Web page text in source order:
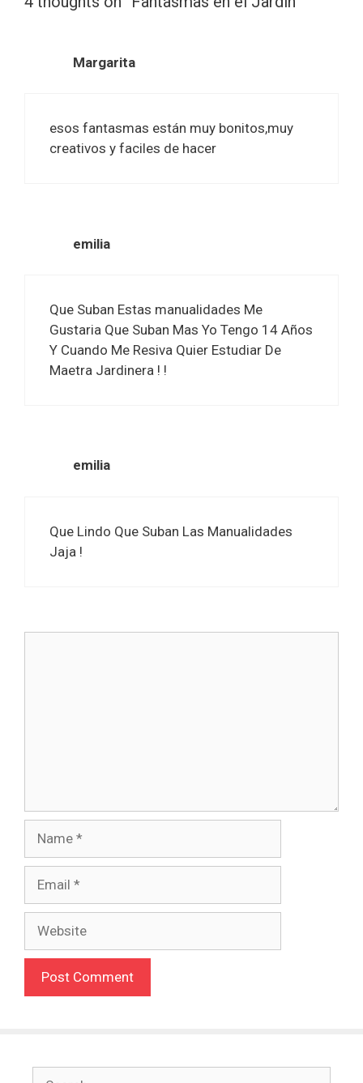
Margarita
esos fantasmas están muy bonitos,muy
creativos y faciles de hacer
emilia
Que Suban Estas manualidades Me
Gustaria Que Suban Mas Yo Tengo 14 Años
Y Cuando Me Resiva Quier Estudiar De
Maetra Jardinera ! !
emilia
Que Lindo Que Suban Las Manualidades
Jaja !